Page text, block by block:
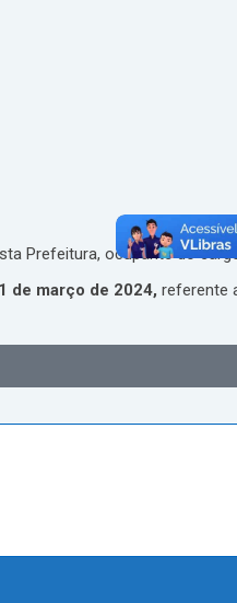
Prefeitura, ocupante do
de março de 2024, referente